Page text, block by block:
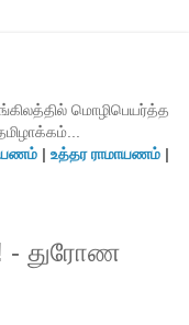
மொழிபெயர்த்த
| உத்தர ராமாயணம்|
- துரோண